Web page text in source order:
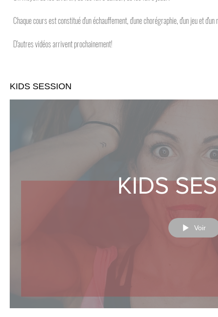
Chaque cours est constitué d'un échauffement, d'une chorégraphie, d'un jeu et
D'autres vidéos arrivent prochainement!
KIDS SESSION
KIDS
Voir